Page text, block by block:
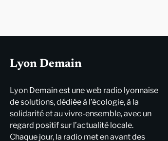
Lyon Demain
Lyon Demain est une web radio lyonnaise
de solutions, dédiée à l’écologie, à la
solidarité et au vivre-ensemble, avec un
regard positif sur l’actualité locale.
Chaque jour, la radio met en avant des